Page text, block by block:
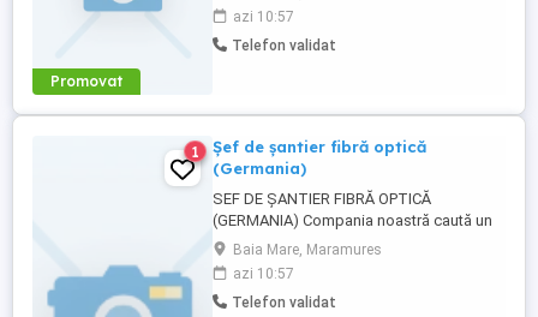
Promovat
optică pentru proiecte stabile în Germania!
Se caută personal pentru: Pozare cablu
fibră optică Mufare fibră optică Lucrări de
azi 10:57
Telefon validat
1
Șef de șantier fibră optică
(Germania)
SEF DE ȘANTIER FIBRĂ OPTICĂ
(GERMANIA) Compania noastră caută un
Șef de Șantier pentru proiecte de instalare
și dezvoltare rețele de fibră optică în
Germania. Cerințe obligatorii: Experiență
relevantă în coordonarea lucrărilor de fibră
Baia Mare, Maramures
azi 10:57
Telefon validat